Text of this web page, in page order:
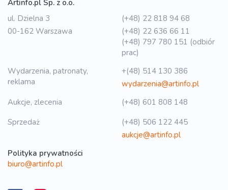
Artinfo.pl Sp. z o.o.
ul. Dzielna 3
00-162 Warszawa
(+48) 22 818 94 68
(+48) 22 636 66 11
(+48) 797 780 151 (odbiór
prac)
Wydarzenia, patronaty,
reklama
+(48) 514 130 386
wydarzenia@artinfo.pl
Aukcje, zlecenia
(+48) 601 808 148
Sprzedaż
(+48) 506 122 445
aukcje@artinfo.pl
Polityka prywatności
biuro@artinfo.pl